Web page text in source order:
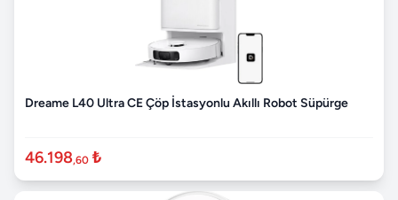
Dreame L40 Ultra CE Çöp İstasyonlu Akıllı Robot Süpürge
46.198,60 ₺